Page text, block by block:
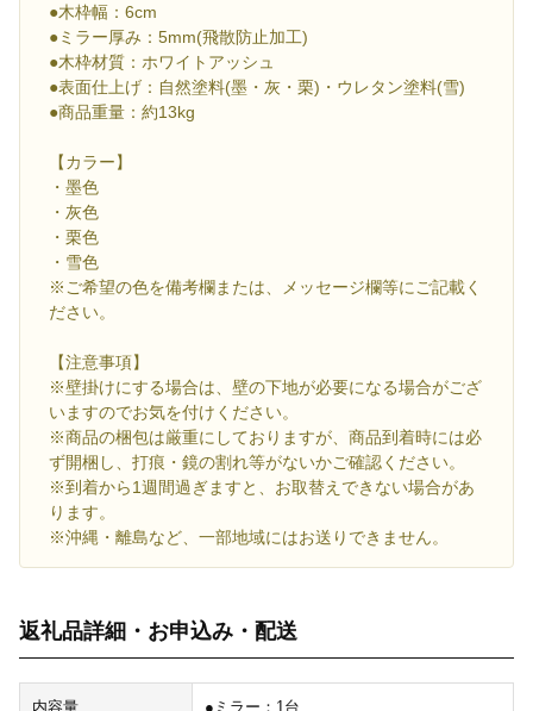
●木枠幅：6cm
●ミラー厚み：5mm(飛散防止加工)
●木枠材質：ホワイトアッシュ
●表面仕上げ：自然塗料(墨・灰・栗)・ウレタン塗料(雪)
●商品重量：約13kg
【カラー】
・墨色
・灰色
・栗色
・雪色
※ご希望の色を備考欄または、メッセージ欄等にご記載く
ださい。
【注意事項】
※壁掛けにする場合は、壁の下地が必要になる場合がござ
いますのでお気を付けください。
※商品の梱包は厳重にしておりますが、商品到着時には必
ず開梱し、打痕・鏡の割れ等がないかご確認ください。
※到着から1週間過ぎますと、お取替えできない場合があ
ります。
※沖縄・離島など、一部地域にはお送りできません。
返礼品詳細・お申込み・配送
内容量 ●ミラー：1台